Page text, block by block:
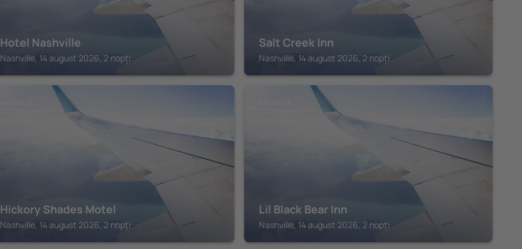
Hotel Nashville
Nashville, 14 august 2026, 2 nopți
Salt Creek Inn
Nashville, 14 august 2026, 2 nopți
Hickory Shades Motel
Nashville, 14 august 2026, 2 nopți
Lil Black Bear Inn
Nashville, 14 august 2026, 2 nopți